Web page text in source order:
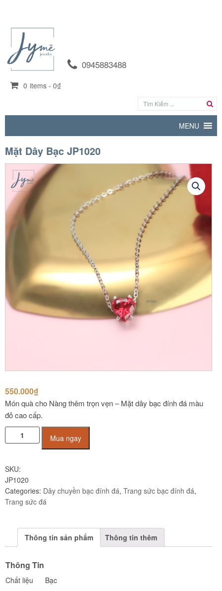
0945883488
0 items - 0₫
MENU
Mặt Dây Bạc JP1020
550.000₫
Món quà cho Nàng thêm trọn vẹn – Mặt dây bạc đính đá màu
đỏ cao cấp.
dây
JP1020
quantity
Mua ngay
SKU:
JP1020
Categories: Dây chuyền bạc đính đá, Trang sức bạc đính đá,
Trang sức đá
Thông tin sản phẩm Thông tin thêm
Thông Tin
Chất liệu Bạc